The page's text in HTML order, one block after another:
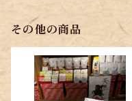
その他の商品